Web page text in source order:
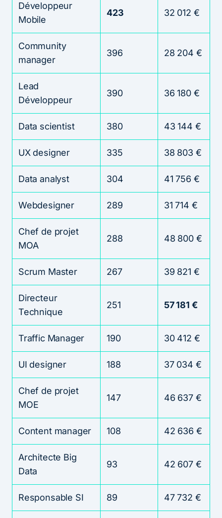
Développeur
Mobile
423 32 012 €
Community
manager
396 28 204 €
Lead
Développeur
390 36 180 €
Data scientist 380 43 144 €
UX designer 335 38 803 €
Data analyst 304 41 756 €
Webdesigner 289 31 714 €
Chef de projet
MOA
288 48 800 €
Scrum Master 267 39 821 €
Directeur
Technique
251 57 181 €
Traffic Manager 190 30 412 €
UI designer 188 37 034 €
Chef de projet
MOE
147 46 637 €
Content manager 108 42 636 €
Architecte Big
Data
93 42 607 €
Responsable SI 89 47 732 €